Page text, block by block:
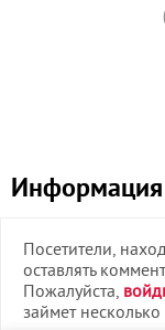
Информация
Посетители,
оставлять
Пожалуйста,
займет несколько